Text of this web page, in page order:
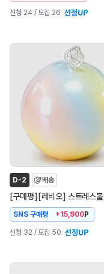
신청 24 / 모집 26
D-2 배송
[구매평] [레비오] 스트레스볼
SNS 구매평 +15,900P
신청 32 / 모집 50